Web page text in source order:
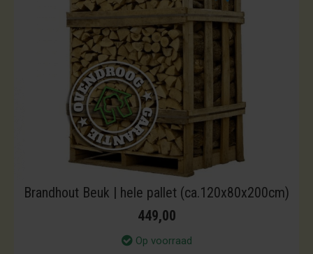
Brandhout Beuk | hele pallet (ca.120x80x200cm)
449,00
Op voorraad